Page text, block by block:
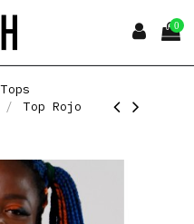
0
Tops
Top Rojo